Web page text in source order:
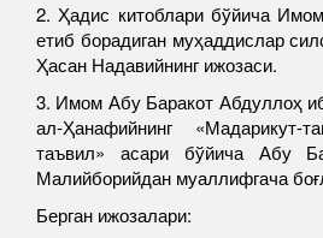
2. Ҳадис китоблари бўйича
етиб борадиган муҳаддислар
Ҳасан Надавийнинг ижозаси.
3. Имом Абу Баракот Абдуллоҳ
ал-Ҳанафийнинг «Мадарикут-
таъвил» асари бўйича Абу
Малийборийдан муаллифгача
Берган ижозалари: